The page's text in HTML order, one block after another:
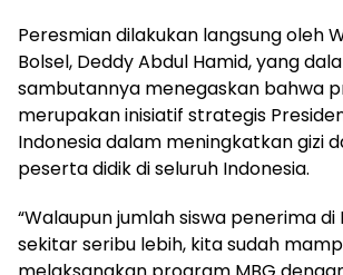
Peresmian dilakukan langsung oleh
Bolsel, Deddy Abdul Hamid, yang
sambutannya menegaskan bahwa
merupakan inisiatif strategis
Indonesia dalam meningkatkan gizi
peserta didik di seluruh Indonesia.
“Walaupun jumlah siswa penerima di
sekitar seribu lebih, kita sudah